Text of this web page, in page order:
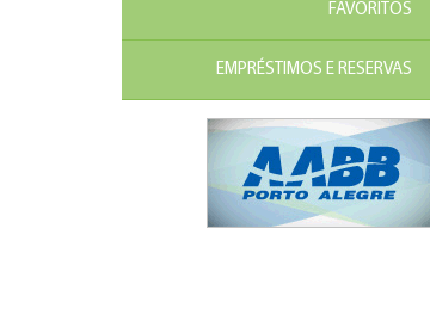
FAVORITOS
EMPRÉSTIMOS E RESERVAS